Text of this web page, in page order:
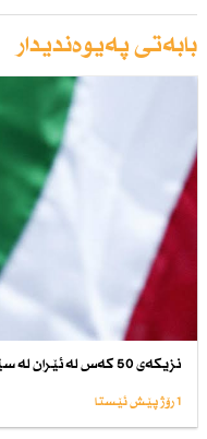
بابەتی پەیوەندیدار
نزیكەی 50 كەس لە ئێران لە سێدارە دراون
1 رۆژ پێش ئێستا